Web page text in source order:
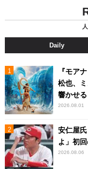
Daily
『モア
松也、
響かせる
2026.08.01
安仁屋
よ」初
2026.08.06